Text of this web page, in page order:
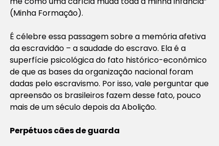
(Minha Formação).
É célebre essa passagem sobre a memória afetiva
da escravidão – a saudade do escravo. Ela é a
superfície psicológica do fato histórico-econômico
de que as bases da organização nacional foram
dadas pelo escravismo. Por isso, vale perguntar que
apreensãoos brasileiros fazem desse fato, pouco
mais de um século depois da Abolição.
Perpétuos cães de guarda